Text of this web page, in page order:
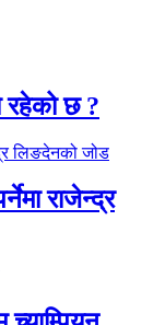
रहेको छ ?
राजेन्द्र